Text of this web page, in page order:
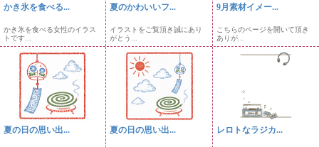
かき氷を食べる...
かき氷を食べる女性のイラス
トです...
夏のかわいいフ...
イラストをご覧頂き誠にあり
がとう...
9月素材イメー...
こちらのページを開いて頂き
ありが...
夏の日の思い出... 夏の日の思い出... レロトなラジカ...